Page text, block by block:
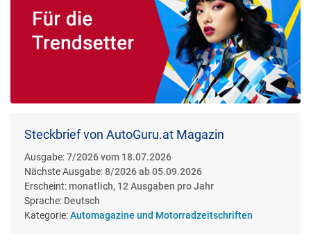
Steckbrief von AutoGuru.at Magazin
Ausgabe:7/2026 vom 18.07.2026
Nächste Ausgabe:8/2026 ab 05.09.2026
Erscheint: monatlich, 12 Ausgaben pro Jahr
Sprache: Deutsch
Kategorie:Automagazine und Motorradzeitschriften